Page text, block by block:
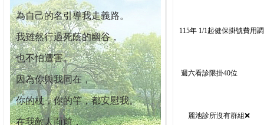
為自己的名引導我走義路。
我雖然行過死蔭的幽谷，
也不怕遭害。
因為你與我同在，
你的杖，你的竿，都安慰我。
在我敵人面前，
115年 1/1起健保掛號費用
週六看診限掛40位
麗池診所沒有群組❌